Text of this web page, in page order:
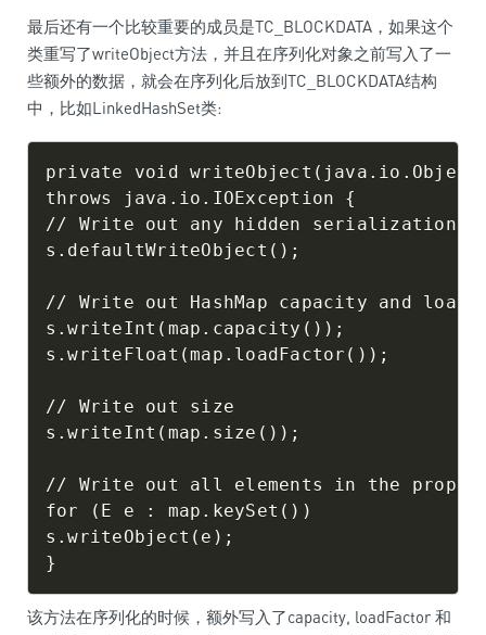
最后还有一个比较重要的成员是TC_BLOCKDATA，如果这个
类重写了writeObject方法，并且在序列化对象之前写入了一
些额外的数据，就会在序列化后放到TC_BLOCKDATA结构
中，比如LinkedHashSet类:
private void
throws java.io.IOException {
// Write out any hidden serialization
s.defaultWriteObject();
// Write out HashMap capacity and load
s.writeInt(map.capacity());
s.writeFloat(map.loadFactor());
// Write out size
s.writeInt(map.size());
// Write out all elements in the proper
for (E e : map.keySet())
s.writeObject(e);
该方法在序列化的时候，额外写入了capacity, loadFactor 和